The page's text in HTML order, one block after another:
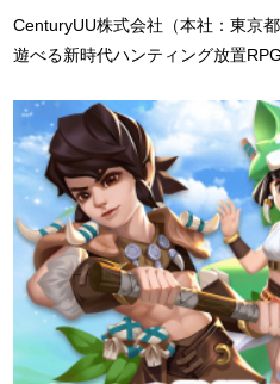
CenturyUU株式会社（本社：東京
遊べる新時代ハンティング放置